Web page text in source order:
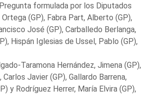
formulada por los Diputados
(GP), Fabra Part, Alberto (GP),
José (GP), Carballedo Berlanga,
Hispán Iglesias de Ussel, Pablo (GP),
Taramona Hernández, Jimena (GP),
Carlos Javier (GP), Gallardo Barrena,
y Rodríguez Herrer, María Elvira (GP),